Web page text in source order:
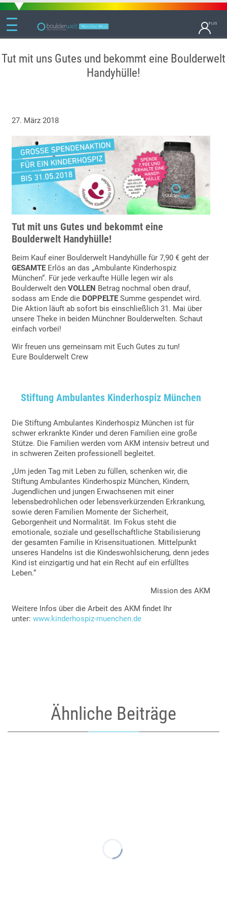
Tut mit uns Gutes und bekommt eine Boulderwelt
Handyhülle!
27. März 2018
Tut mit uns Gutes und bekommt eine
Boulderwelt Handyhülle!
Beim Kauf einer Boulderwelt Handyhülle für 7,90 € geht der
GESAMTE Erlös an das „Ambulante Kinderhospiz
München“. Für jede verkaufte Hülle legen wir als
Boulderwelt den VOLLEN Betrag nochmal oben drauf,
sodass am Ende die DOPPELTE Summe gespendet wird.
Die Aktion läuft ab sofort bis einschließlich 31. Mai über
unsere Theke in beiden Münchner Boulderwelten. Schaut
einfach vorbei!
Wir freuen uns gemeinsam mit Euch Gutes zu tun!
Eure Boulderwelt Crew
Stiftung Ambulantes Kinderhospiz München
Die Stiftung Ambulantes Kinderhospiz München ist für
schwer erkrankte Kinder und deren Familien eine große
Stütze. Die Familien werden vom AKM intensiv betreut und
in schweren Zeiten professionell begleitet.
„Um jeden Tag mit Leben zu füllen, schenken wir, die
Stiftung Ambulantes Kinderhospiz München, Kindern,
Jugendlichen und jungen Erwachsenen mit einer
lebensbedrohlichen oder lebensverkürzenden Erkrankung,
sowie deren Familien Momente der Sicherheit,
Geborgenheit und Normalität. Im Fokus steht die
emotionale, soziale und gesellschaftliche Stabilisierung
der gesamten Familie in Krisensituationen. Mittelpunkt
unseres Handelns ist die Kindeswohlsicherung, denn jedes
Kind ist einzigartig und hat ein Recht auf ein erfülltes
Leben.“
Mission des AKM
Weitere Infos über die Arbeit des AKM findet Ihr
unter: www.kinderhospiz-muenchen.de
Ähnliche Beiträge